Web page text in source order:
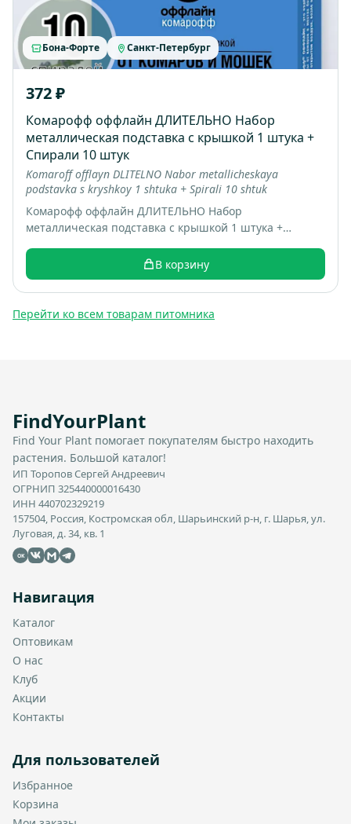
Бона-Форте Санкт-Петербург
372 ₽
Комарофф оффлайн ДЛИТЕЛЬНО Набор
металлическая подставка с крышкой 1 штука +
Спирали 10 штук
Komaroff offlayn DLITELNO Nabor metallicheskaya
podstavka s kryshkoy 1 shtuka + Spirali 10 shtuk
Комарофф оффлайн ДЛИТЕЛЬНО Набор
металлическая подставка с крышкой 1 штука +
В корзину
Перейти ко всем товарам питомника
FindYourPlant
Find Your Plant помогает покупателям быстро находить
растения. Большой каталог!
ИП Торопов Сергей Андреевич
ОГРНИП 325440000016430
ИНН 440702329219
157504, Россия, Костромская обл, Шарьинский р-н, г. Шарья, ул.
Луговая, д. 34, кв. 1
OK
Навигация
Каталог
Оптовикам
О нас
Клуб
Акции
Контакты
Для пользователей
Избранное
Корзина